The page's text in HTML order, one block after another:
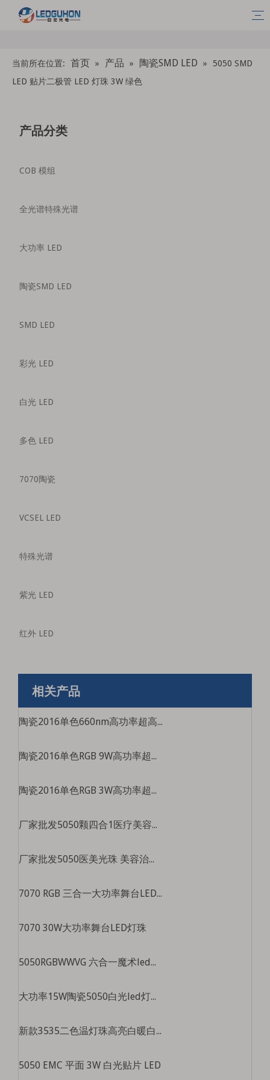
当前所在位置: 首页 » 产品 » 陶瓷SMD LED »
5050 SMD
LED 贴片二极管 LED 灯珠 3W 绿色
产品分类
COB 模组
全光谱特殊光谱
大功率 LED
陶瓷SMD LED
SMD LED
彩光 LED
白光 LED
多色 LED
7070陶瓷
VCSEL LED
特殊光谱
紫光 LED
红外 LED
相关产品
陶瓷2016单色660nm高功率超高亮度医疗美容led LED光源
陶瓷2016单色RGB 9W高功率超高亮度游泳池灯光灯光灯源特殊彩色珠
陶瓷2016单色RGB 3W高功率超高亮度游泳池轻舞灯源特殊彩色珠
厂家批发5050颗四合1医疗美容灯珠美容仪大排灯珠红黄蓝光治疗仪光源
厂家批发5050医美光珠 美容治疗光珠 医美光疗5050三合一灯珠
7070 RGB 三合一大功率舞台LED灯珠
7070 30W大功率舞台LED灯珠
5050RGBWWVG 六合一魔术led灯珠高亮舞台灯景观灯5050全彩led灯珠
大功率15W陶瓷5050白光led灯珠sst-40手电筒灯珠5050白光led灯珠
新款3535二色温灯珠高亮白暖白led灯珠3535四芯二色温led灯珠
5050 EMC 平面 3W 白光贴片 LED